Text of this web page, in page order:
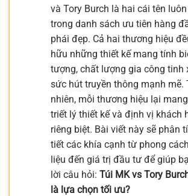
và Tory Burch là hai cái tên
trong danh sách ưu tiên hàng
phái đẹp. Cả hai thương hiệu
hữu những thiết kế mang tính
tượng, chất lượng gia công tinh
sức hút truyền thông mạnh mẽ.
nhiên, mỗi thương hiệu lại
triết lý thiết kế và định vị khách
riêng biệt. Bài viết này sẽ phân
tiết các khía cạnh từ phong
liệu đến giá trị đầu tư để giúp
lời câu hỏi: Túi MK vs Tory
là lựa chọn tối ưu?